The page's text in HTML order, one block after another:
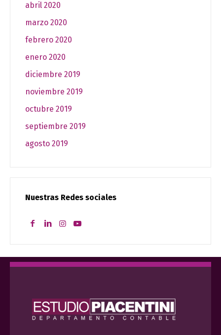
abril 2020
marzo 2020
febrero 2020
enero 2020
diciembre 2019
noviembre 2019
octubre 2019
septiembre 2019
agosto 2019
Nuestras Redes sociales